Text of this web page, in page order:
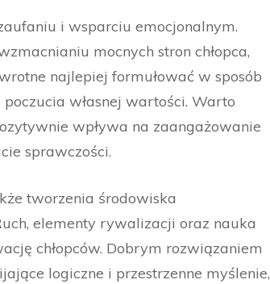
i wsparciu emocjonalnym.
mocnych stron chłopca,
najlepiej formułować w sposób
własnej wartości. Warto
wpływa na zaangażowanie
sprawczości.
tworzenia środowiska
elementy rywalizacji oraz nauka
chłopców. Dobrym rozwiązaniem
logiczne i przestrzenne myślenie,